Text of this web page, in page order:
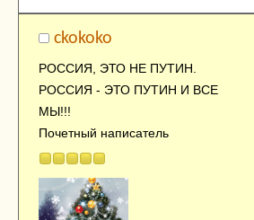
ckokoko
РОССИЯ, ЭТО НЕ ПУТИН.
РОССИЯ - ЭТО ПУТИН И ВСЕ
МЫ!!!
Почетный написатель